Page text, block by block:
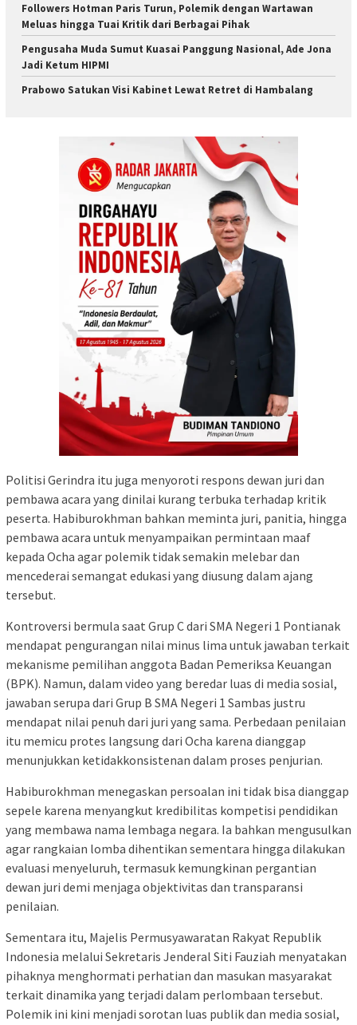
Followers Hotman Paris Turun, Polemik dengan Wartawan
Meluas hingga Tuai Kritik dari Berbagai Pihak
Pengusaha Muda Sumut Kuasai Panggung Nasional, Ade Jona
Jadi Ketum HIPMI
Prabowo Satukan Visi Kabinet Lewat Retret di Hambalang
Politisi Gerindra itu juga menyoroti respons dewan juri dan
pembawa acara yang dinilai kurang terbuka terhadap kritik
peserta. Habiburokhman bahkan meminta juri, panitia, hingga
pembawa acara untuk menyampaikan permintaan maaf
kepada Ocha agar polemik tidak semakin melebar dan
mencederai semangat edukasi yang diusung dalam ajang
tersebut.
Kontroversi bermula saat Grup C dari SMA Negeri 1 Pontianak
mendapat pengurangan nilai minus lima untuk jawaban terkait
mekanisme pemilihan anggota Badan Pemeriksa Keuangan
(BPK). Namun, dalam video yang beredar luas di media sosial,
jawaban serupa dari Grup B SMA Negeri 1 Sambas justru
mendapat nilai penuh dari juri yang sama. Perbedaan penilaian
itu memicu protes langsung dari Ocha karena dianggap
menunjukkan ketidakkonsistenan dalam proses penjurian.
Habiburokhman menegaskan persoalan ini tidak bisa dianggap
sepele karena menyangkut kredibilitas kompetisi pendidikan
yang membawa nama lembaga negara. Ia bahkan mengusulkan
agar rangkaian lomba dihentikan sementara hingga dilakukan
evaluasi menyeluruh, termasuk kemungkinan pergantian
dewan juri demi menjaga objektivitas dan transparansi
penilaian.
Sementara itu, Majelis Permusyawaratan Rakyat Republik
Indonesia melalui Sekretaris Jenderal Siti Fauziah menyatakan
pihaknya menghormati perhatian dan masukan masyarakat
terkait dinamika yang terjadi dalam perlombaan tersebut.
Polemik ini kini menjadi sorotan luas publik dan media sosial,